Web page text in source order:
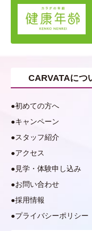
CARVATAにつ
初めての方へ
キャンペーン
スタッフ紹介
アクセス
見学・体験申し込み
お問い合わせ
採用情報
プライバシーポリシー